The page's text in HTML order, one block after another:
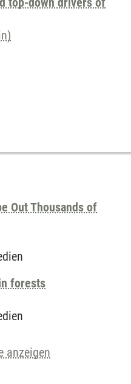
Out Thousands of
forests
anzeigen